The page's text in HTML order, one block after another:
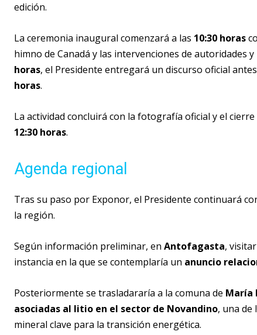
edición.
La ceremonia inaugural comenzará a las 10:30 horas
himno de Canadá y las intervenciones de autoridades
horas, el Presidente entregará un discurso oficial
horas.
La actividad concluirá con la fotografía oficial y el
12:30 horas.
Agenda regional
Tras su paso por Exponor, el Presidente continuará
la región.
Según información preliminar, en Antofagasta,
instancia en la que se contemplaría un anuncio
Posteriormente se trasladararía a la comuna de María
asociadas al litio en el sector de Novandino, una de
mineral clave para la transición energética.